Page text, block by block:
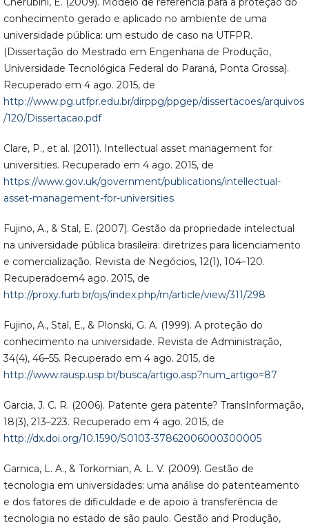
conhecimento gerado e aplicado no ambiente de uma
universidade pública: um estudo de caso na UTFPR.
(Dissertação do Mestrado em Engenharia de Produção,
Universidade Tecnológica Federal do Paraná, Ponta Grossa).
Recuperado em 4 ago. 2015, de
http://www.pg.utfpr.edu.br/dirppg/ppgep/dissertacoes/arquivos
/120/Dissertacao.pdf
Clare, P., et al. (2011). Intellectual asset management for
universities. Recuperado em 4 ago. 2015, de
https://www.gov.uk/government/publications/intellectual-
asset-management-for-universities
Fujino, A., & Stal, E. (2007). Gestão da propriedade intelectual
na universidade pública brasileira: diretrizes para licenciamento
e comercialização. Revista de Negócios, 12(1), 104–120.
Recuperadoem4 ago. 2015, de
http://proxy.furb.br/ojs/index.php/rn/article/view/311/298
Fujino, A., Stal, E., & Plonski, G. A. (1999). A proteção do
conhecimento na universidade. Revista de Administração,
34(4), 46–55. Recuperado em 4 ago. 2015, de
http://www.rausp.usp.br/busca/artigo.asp?num_artigo=87
Garcia, J. C. R. (2006). Patente gera patente? TransInformação,
18(3), 213–223. Recuperado em 4 ago. 2015, de
http://dx.doi.org/10.1590/S0103-37862006000300005
Garnica, L. A., & Torkomian, A. L. V. (2009). Gestão de
tecnologia em universidades: uma análise do patenteamento
e dos fatores de dificuldade e de apoio à transferência de
tecnologia no estado de são paulo. Gestão and Produção,